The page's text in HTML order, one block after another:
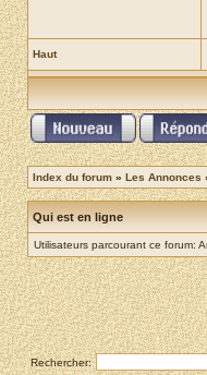
Haut
Index du forum » Les Annonces
Qui est en ligne
Utilisateurs parcourant ce forum:
Rechercher: